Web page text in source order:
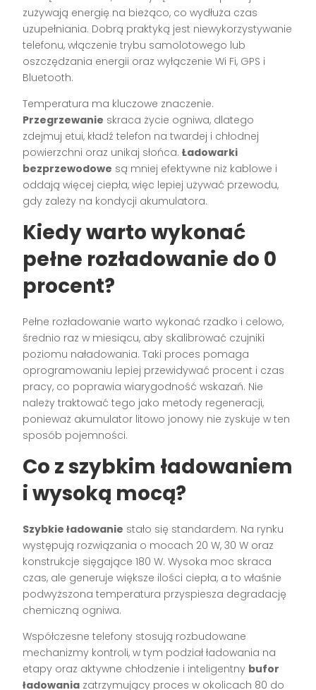
zużywają energię na bieżąco, co wydłuża czas
uzupełniania. Dobrą praktyką jest niewykorzystywanie
telefonu, włączenie trybu samolotowego lub
oszczędzania energii oraz wyłączenie Wi Fi, GPS i
Bluetooth.
Temperatura ma kluczowe znaczenie.
Przegrzewanie skraca życie ogniwa, dlatego
zdejmuj etui, kładź telefon na twardej i chłodnej
powierzchni oraz unikaj słońca.Ładowarki
bezprzewodowe są mniej efektywne niż kablowe i
oddają więcej ciepła, więc lepiej używać przewodu,
gdy zależy na kondycji akumulatora.
Kiedy warto wykonać
pełne rozładowanie do 0
procent?
Pełne rozładowanie warto wykonać rzadko i celowo,
średnio raz w miesiącu, aby skalibrować czujniki
poziomu naładowania. Taki proces pomaga
oprogramowaniu lepiej przewidywać procent i czas
pracy, co poprawia wiarygodność wskazań. Nie
należy traktować tego jako metody regeneracji,
ponieważ akumulator litowo jonowy nie zyskuje w ten
sposób pojemności.
Co z szybkim ładowaniem
i wysoką mocą?
Szybkie ładowanie stało się standardem. Na rynku
występują rozwiązania o mocach 20 W, 30 W oraz
konstrukcje sięgające 180 W. Wysoka moc skraca
czas, ale generuje większe ilości ciepła, a to właśnie
podwyższona temperatura przyspiesza degradację
chemiczną ogniwa.
Współczesne telefony stosują rozbudowane
mechanizmy kontroli, w tym podział ładowania na
etapy oraz aktywne chłodzenie i inteligentny bufor
ładowania zatrzymujący proces w okolicach 80 do